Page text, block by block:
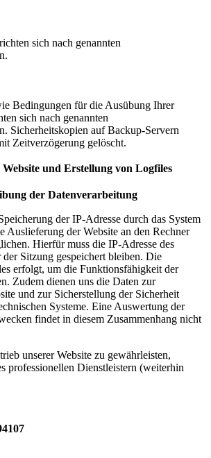
sich nach genannten
Bedingungen für die Ausübung Ihrer
sich nach genannten
Sicherheitskopien auf Backup-Servern
Zeitverzögerung gelöscht.
und Erstellung von Logfiles
der Datenverarbeitung
der IP-Adresse durch das System
Auslieferung der Website an den Rechner
Hierfür muss die IP-Adresse des
Sitzung gespeichert bleiben. Die
erfolgt, um die Funktionsfähigkeit der
Zudem dienen uns die Daten zur
und zur Sicherstellung der Sicherheit
Systeme. Eine Auswertung der
findet in diesem Zusammenhang nicht
unserer Website zu gewährleisten,
professionellen Dienstleistern (weiterhin